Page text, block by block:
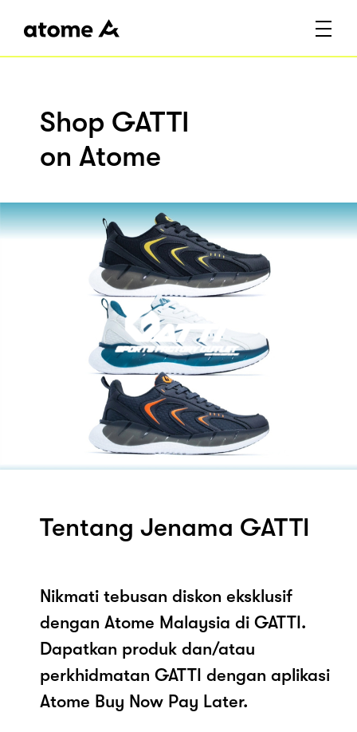
Shop GATTI
on Atome
Tentang Jenama GATTI
Nikmati tebusan diskon eksklusif
dengan Atome Malaysia di GATTI.
Dapatkan produk dan/atau
perkhidmatan GATTI dengan aplikasi
Atome Buy Now Pay Later.